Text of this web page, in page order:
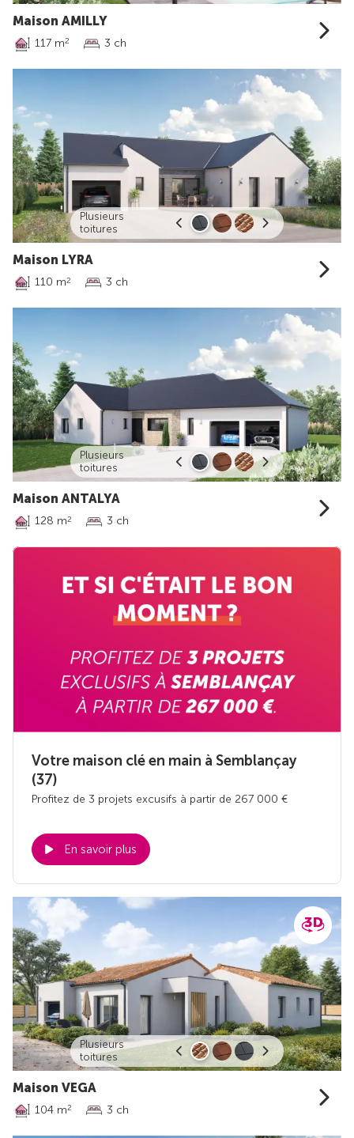
Maison AMILLY
117 m2 3 ch
Maison LYRA
110 m2 3 ch
Plusieurs
toitures
Maison ANTALYA
128 m2 3 ch
Plusieurs
toitures
Votre maison clé en main à Semblançay
(37)
Profitez de 3 projets excusifs à partir de 267 000 €
En savoir plus
Maison VEGA
104 m2 3 ch
Plusieurs
toitures